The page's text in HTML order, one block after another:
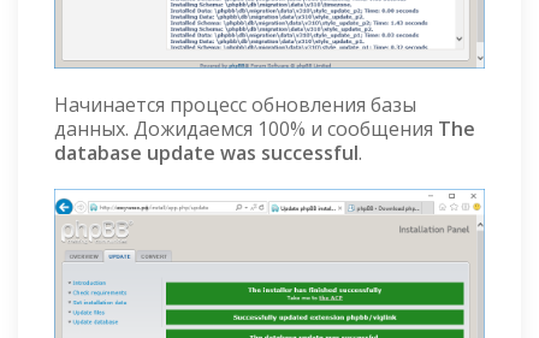
Начинается процесс обновления базы
данных. Дожидаемся 100% и сообщения The
database update was successful.